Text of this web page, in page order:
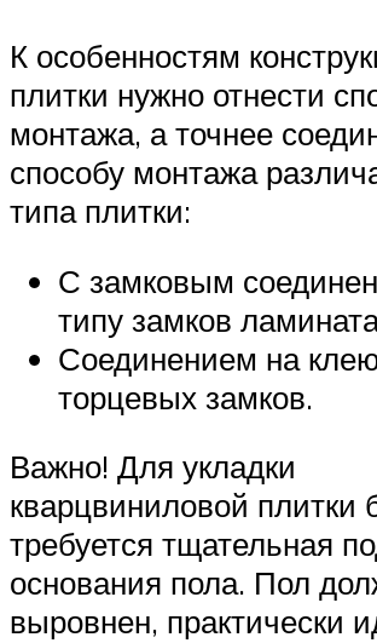
К особенностям
плитки нужно отнести
монтажа, а точнее
способу монтажа
типа плитки:
С замковым
типу замков
Соединением на
торцевых замков.
Важно! Для укладки
кварцвиниловой плитки
требуется тщательная
основания пола. Пол
выровнен, практически